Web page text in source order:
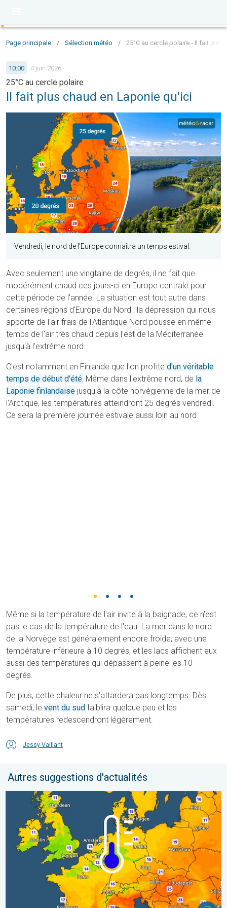
Page principale / Sélection météo / 25°C au cercle polaire - Il fait
10:00 4 juin 2026
25°C au cercle polaire
Il fait plus chaud en Laponie qu'ici
Vendredi, le nord de l'Europe connaîtra un temps estival.
Avec seulement une vingtaine de degrés, il ne fait que
modérément chaud ces jours-ci en Europe centrale pour
cette période de l'année. La situation est tout autre dans
certaines régions d'Europe du Nord : la dépression qui nous
apporte de l'air frais de l'Atlantique Nord pousse en même
temps de l'air très chaud depuis l'est de la Méditerranée
jusqu'à l'extrême nord.
C'est notamment en Finlande que l'on profite d'un véritable
temps de début d'été. Même dans l'extrême nord, de la
Laponie finlandaise jusqu'à la côte norvégienne de la mer de
l'Arctique, les températures atteindront 25 degrés vendredi.
Ce sera la première journée estivale aussi loin au nord.
Même si la température de l'air invite à la baignade, ce n'est
pas le cas de la température de l'eau. La mer dans le nord
de la Norvège est généralement encore froide, avec une
température inférieure à 10 degrés, et les lacs affichent eux
aussi des températures qui dépassent à peine les 10
degrés.
De plus, cette chaleur ne s'attardera pas longtemps. Dès
samedi, le vent du sud faiblira quelque peu et les
températures redescendront légèrement.
Jessy Vaillant
Autres suggestions d'actualités
Des nuits plus fraîches en perspective. Europe occidentale. . .